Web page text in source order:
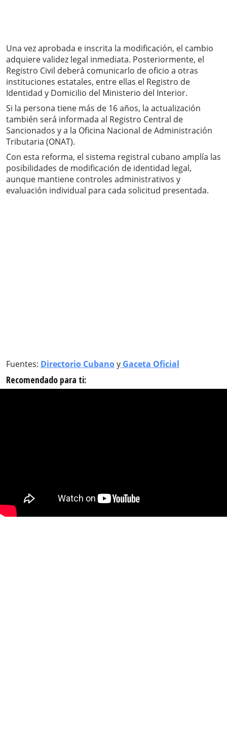
Una vez aprobada e inscrita la modificación, el cambio
adquiere validez legal inmediata. Posteriormente, el
Registro Civil deberá comunicarlo de oficio a otras
instituciones estatales, entre ellas el Registro de
Identidad y Domicilio del Ministerio del Interior.
Si la persona tiene más de 16 años, la actualización
también será informada al Registro Central de
Sancionados y a la Oficina Nacional de Administración
Tributaria (ONAT).
Con esta reforma, el sistema registral cubano amplía las
posibilidades de modificación de identidad legal,
aunque mantiene controles administrativos y
evaluación individual para cada solicitud presentada.
Fuentes: Directorio Cubanoy Gaceta Oficial
Recomendado para ti: